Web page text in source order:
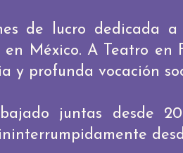
de lucro dedicada
México. A Teatro en
y profunda vocación
juntas desde